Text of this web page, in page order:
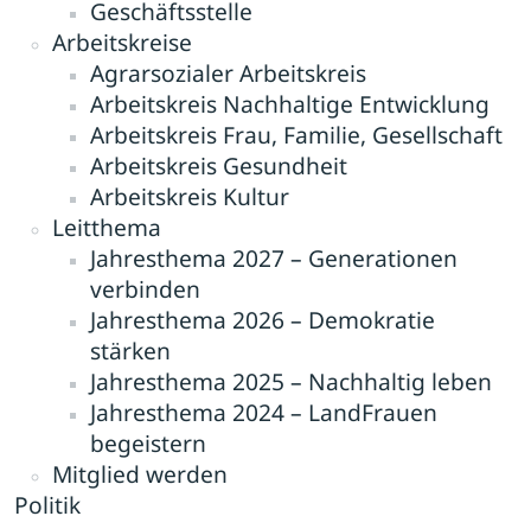
Intern
Login
Mitglied werden
Geschäftsstelle
Arbeitskreise
Agrarsozialer Arbeitskreis
Arbeitskreis Nachhaltige Entwicklung
Arbeitskreis Frau, Familie, Gesellschaft
Arbeitskreis Gesundheit
Arbeitskreis Kultur
Leitthema
Jahresthema 2027 – Generationen
verbinden
Jahresthema 2026 – Demokratie
stärken
Jahresthema 2025 – Nachhaltig leben
Jahresthema 2024 – LandFrauen
begeistern
Mitglied werden
Politik